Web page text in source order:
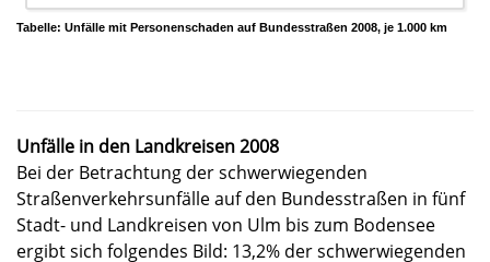
Tabelle: Unfälle mit Personenschaden auf Bundesstraßen 2008, je 1.000 km
Unfälle in den Landkreisen 2008
Bei der Betrachtung der schwerwiegenden
Straßenverkehrsunfälle auf den Bundesstraßen in fünf
Stadt- und Landkreisen von Ulm bis zum Bodensee
ergibt sich folgendes Bild: 13,2% der schwerwiegenden